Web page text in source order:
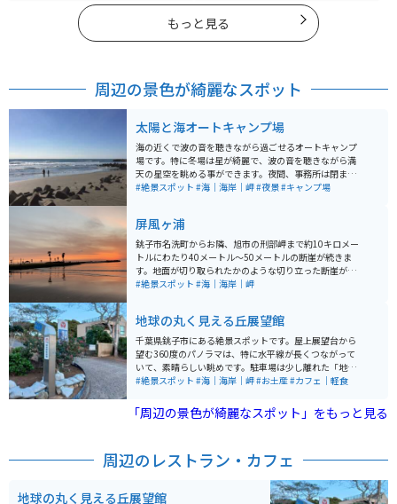
もっと見る
周辺の景色が綺麗なスポット
太陽と海オートキャンプ場
海の近くで波の音を聴きながら過ごせるオートキャンプ
場です。特に冬場は星が綺麗で、波の音を聴きながら満
天の星空を眺める事ができます。夜間、事務所は閉まっ
ていますが、コンビニが歩いて行ける距離にあり重宝し
め、寒いのが苦手な方はそちらを利用するのもオススメ
です。
#絶景スポット #海｜海岸｜岬#夜景#キャンプ場
屏風ヶ浦
銚子市名洗町からお隣、旭市の刑部岬まで約10キロメー
トルにわたり40メートル～50メートルの断崖が続きま
す。地面が切り取られたかのような切り立った断崖が続
くさまは、英仏海峡のドーバーの「白い壁」にも匹敵す
#絶景スポット #海｜海岸｜岬
地球の丸く見える丘展望館
千葉県銚子市にある絶景スポットです。屋上展望台から
望む360度のパノラマは、特に水平線が長くつながって
いて、素晴らしい眺めです。駐車場は少し離れた「地球
の丸く見える丘ふれあい広場」になります。天気が良い
売店や喫茶コーナーがあります。
#絶景スポット #海｜海岸｜岬#お土産#カフェ｜軽食
「周辺の景色が綺麗なスポット」をもっと見る
周辺のレストラン・カフェ
地球の丸く見える丘展望館